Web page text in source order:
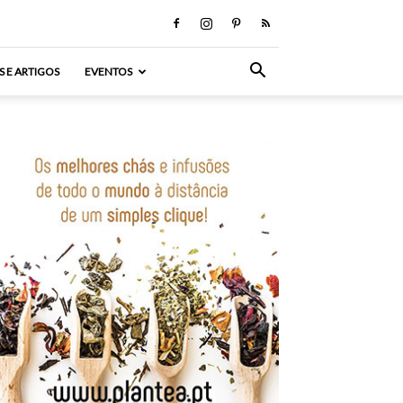
E ARTIGOS EVENTOS